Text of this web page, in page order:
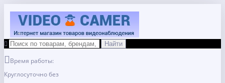
Время работы:
Круглосуточно без